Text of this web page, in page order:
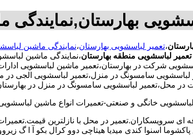
،تعمیر لباسشویی بهارستان،نمایندگی ماشین
تعمیر لباسشویی منطقه بهارستان،نمایندگی ماشین
شرکت در بهارستان،تعمیر ماشین لباسشویی ادارات
لباسشویی سامسونگ در منزل،تعمیر لباسشویی الجی در
در محل،تعمیر لباسشویی سامسونگ در منزل در
خانگی و صنعتی-تعمیرات انواع ماشین لباسشویی
ای سرویسکاران.تعمیر در محل با نازلترین
اسنوا کندی میدیا هیتاچی دوو کرال بکو آ ا گ